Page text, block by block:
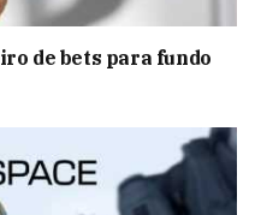
de bets para fundo